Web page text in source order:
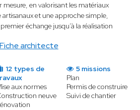
Fiche architecte
en valorisant les matériaux
artisanaux et une approche simple,
échange jusqu’à la réalisation
12 types de
aux normes
neuve
5 missions
Plan
Permis de construire
Suivi de chantier